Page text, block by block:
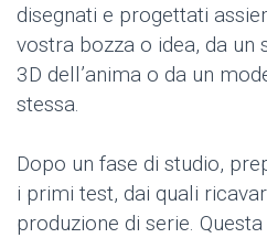
disegnati e progettati
vostra bozza o idea, da un
3D dell’anima o da un
stessa.
Dopo un fase di studio,
i primi test, dai quali
produzione di serie.